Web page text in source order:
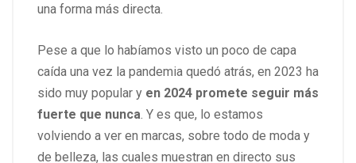
una forma más directa.
Pese a que lo habíamos visto un poco de capa
caída una vez la pandemia quedó atrás, en 2023 ha
sido muy popular y en 2024 promete seguir más
fuerte que nunca. Y es que, lo estamos
volviendo a ver en marcas, sobre todo de moda y
de belleza, las cuales muestran en directo sus